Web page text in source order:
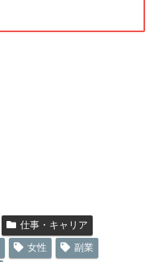
仕事・キャリア
女性
副業